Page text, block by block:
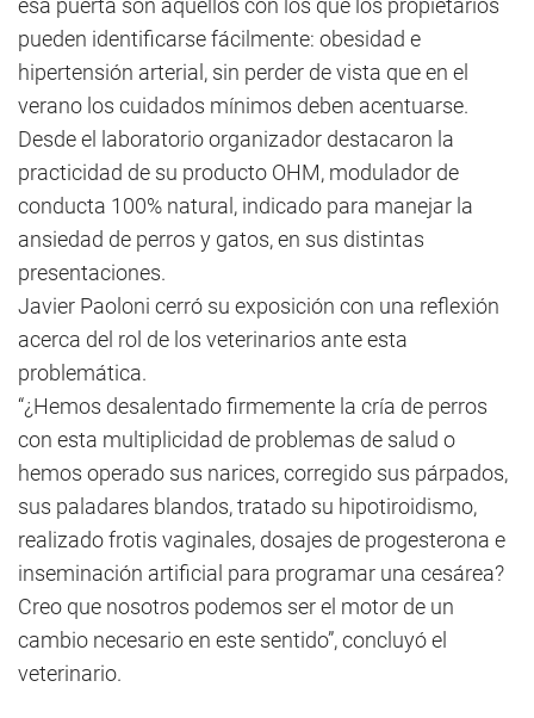
esa puerta son aquellos con los que los propietarios
pueden identificarse fácilmente: obesidad e
hipertensión arterial, sin perder de vista que en el
verano los cuidados mínimos deben acentuarse.
Desde el laboratorio organizador destacaron la
practicidad de su producto OHM, modulador de
conducta 100% natural, indicado para manejar la
ansiedad de perros y gatos, en sus distintas
presentaciones.
Javier Paoloni cerró su exposición con una reflexión
acerca del rol de los veterinarios ante esta
problemática.
“¿Hemos desalentado firmemente la cría de perros
con esta multiplicidad de problemas de salud o
hemos operado sus narices, corregido sus párpados,
sus paladares blandos, tratado su hipotiroidismo,
realizado frotis vaginales, dosajes de progesterona e
inseminación artificial para programar una cesárea?
Creo que nosotros podemos ser el motor de un
cambio necesario en este sentido”, concluyó el
veterinario.